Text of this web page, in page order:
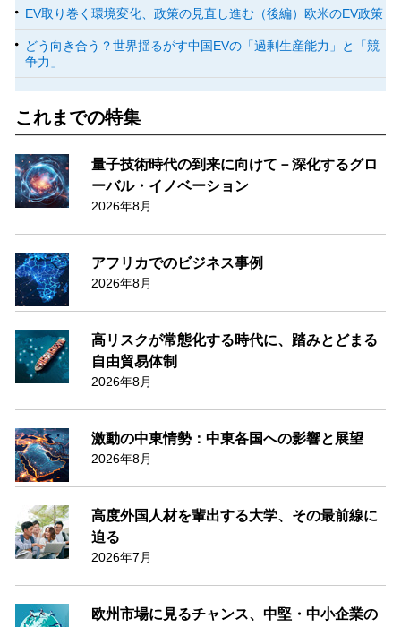
EV取り巻く環境変化、政策の見直し進む（後編）欧米のEV政策
どう向き合う？世界揺るがす中国EVの「過剰生産能力」と「競
争力」
これまでの特集
量子技術時代の到来に向けて－深化するグロ
ーバル・イノベーション
2026年8月
アフリカでのビジネス事例
2026年8月
高リスクが常態化する時代に、踏みとどまる
自由貿易体制
2026年8月
激動の中東情勢：中東各国への影響と展望
2026年8月
高度外国人材を輩出する大学、その最前線に
迫る
2026年7月
欧州市場に見るチャンス、中堅・中小企業の